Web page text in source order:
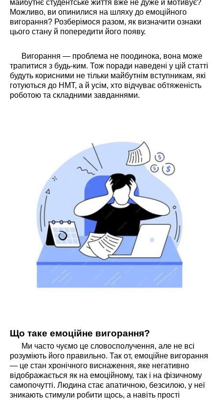
майбутнє студентське життя вже не дуже й мотивує?
Можливо, ви опинилися на шляху до емоційного
вигорання? Розберімося разом, як визначити ознаки
цього стану й попередити його появу.
Вигорання — проблема не поодинока, вона може
трапитися з будь-ким. Тож поради наведені у цій статті
будуть корисними не тільки майбутнім вступникам, які
готуються до НМТ, а й усім, хто відчуває обтяженість
роботою та складними завданнями.
Що таке емоційне вигорання?
Ми часто чуємо це словосполучення, але не всі
розуміють його правильно. Так от, емоційне вигорання
— це стан хронічного виснаження, яке негативно
відображається як на емоційному, так і на фізичному
самопочутті. Людина стає апатичною, безсилою, у неї
зникають стимули робити щось, а навіть прості